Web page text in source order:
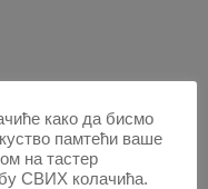
како да бисмо
памтећи ваше
на тастер
СВИХ колачића.